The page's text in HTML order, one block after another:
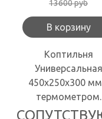
13600 руб
В корзину
Коптильня
Универсальная
450х250х300
термометром.